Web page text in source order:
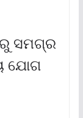
ସମଗ୍ର
ଯୋଗ